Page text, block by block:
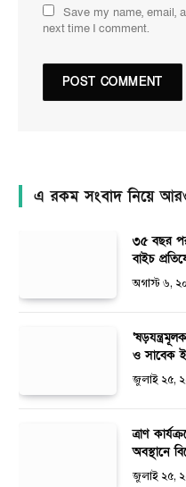
Save my name, email,
next time I comment.
এ রকম সংবাদ নিয়ে
৩৫ বছর
বাইচ
অগাস্ট ৬,
ও সাবেক
জুলাই ২৫,
ত্রাণ
অবস্থানে
জুলাই ২৫,